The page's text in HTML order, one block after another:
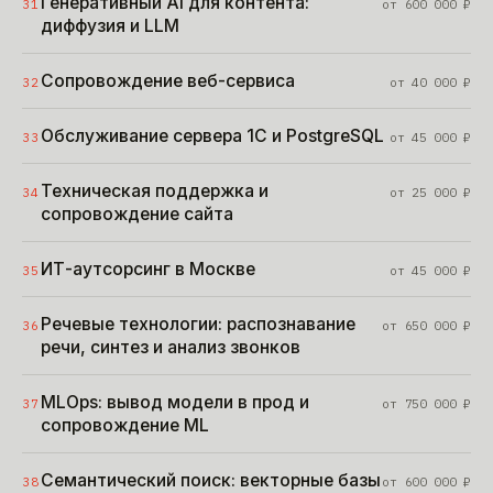
31
диффузия и LLM
от 600 000₽
32 Сопровождение веб-сервиса от40 000₽
33 Обслуживание сервера 1С и PostgreSQL от45 000₽
34 Техническая поддержка и
сопровождение сайта
от 25 000₽
35 ИТ-аутсорсинг в Москве от45 000₽
36 Речевые технологии: распознавание
речи, синтез и анализ звонков
от 650 000₽
37 MLOps: вывод модели в прод и
сопровождение ML
от 750 000₽
38 Семантический поиск: векторные базы от 600 000₽